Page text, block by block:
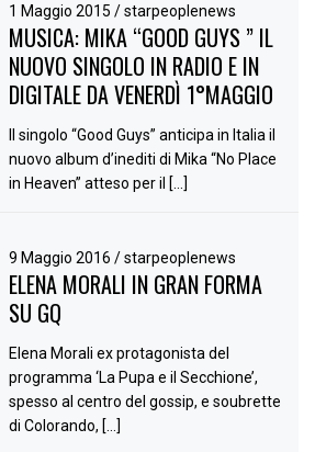
1 Maggio 2015/ starpeoplenews
MUSICA: MIKA “GOOD GUYS ” IL
NUOVO SINGOLO IN RADIO E IN
DIGITALE DA VENERDÌ 1°MAGGIO
Il singolo “Good Guys” anticipa in Italia il
nuovo album d’inediti di Mika “No Place
in Heaven” atteso per il […]
9 Maggio 2016/ starpeoplenews
ELENA MORALI IN GRAN FORMA
SU GQ
Elena Morali ex protagonista del
programma ‘La Pupa e il Secchione’,
spesso al centro del gossip, e soubrette
di Colorando, […]